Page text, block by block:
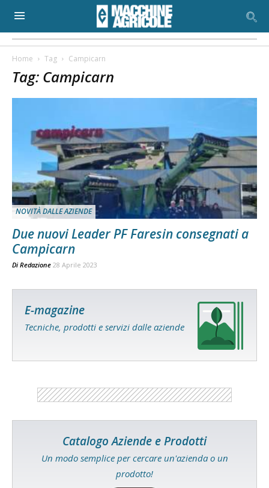
Home Tag Campicarn
Tag: Campicarn
NOVITÀ DALLE AZIENDE
Due nuovi Leader PF Faresin consegnati a
Campicarn
Di Redazione 28 Aprile 2023
E-magazine
Tecniche, prodotti e servizi dalle aziende
Catalogo Aziende e Prodotti
Un modo semplice per cercare un'azienda o un
prodotto!